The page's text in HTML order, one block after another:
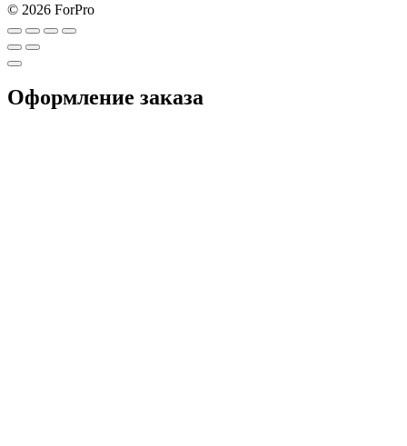
© 2026 ForPro
Оформление заказа